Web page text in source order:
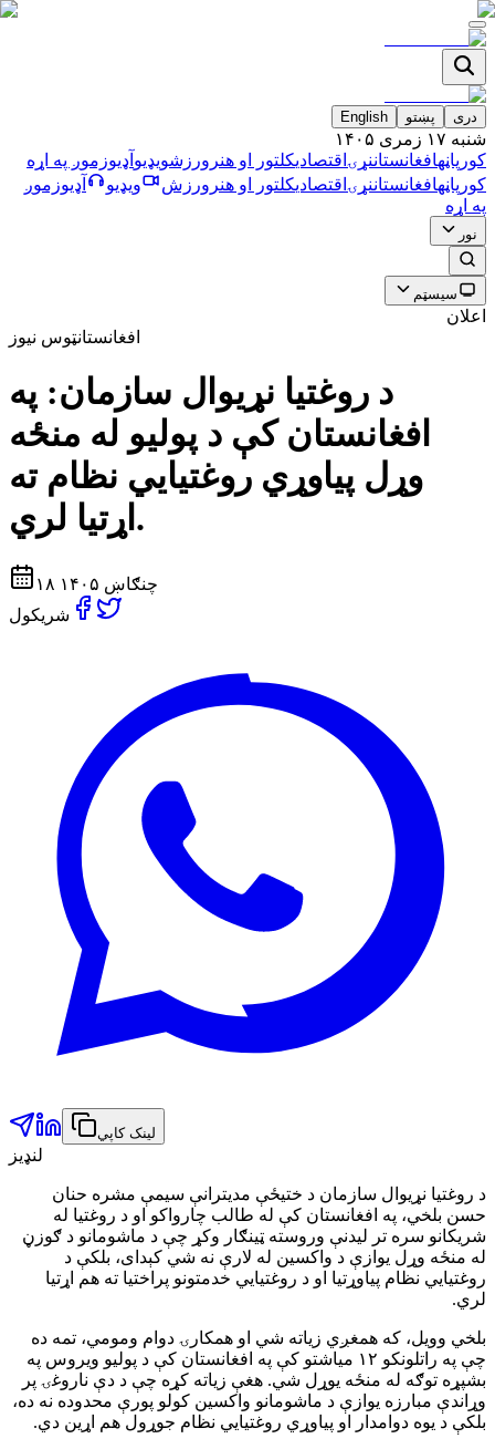
دری پښتو English
شنبه ۱۷ زمری ۱۴۰۵
کورپاڼهافغانستاننړۍ اقتصاديکلتور او هنر ورزشویډیو آډیوزموږ په اړه
کورپاڼهافغانستاننړۍ اقتصاديکلتور او هنر ورزش ویډیو آډیوزموږ
په اړه
نور
سیسټم
اعلان
افغانستانټوس نیوز
د روغتیا نړیوال سازمان: په
افغانستان کې د پولیو له منځه
وړل پیاوړي روغتیايي نظام ته
اړتیا لري.
۱۸ چنګاښ ۱۴۰۵
شریکول
لینک کاپي
لنډیز
د روغتیا نړیوال سازمان د ختیځې مدیترانې سیمې مشره حنان
حسن بلخي، په افغانستان کې له طالب چارواکو او د روغتیا له
شریکانو سره تر لیدنې وروسته ټینګار وکړ چې د ماشومانو د ګوزڼ
له منځه وړل یوازې د واکسین له لارې نه شي کېدای، بلکې د
روغتیايي نظام پیاوړتیا او د روغتیايي خدمتونو پراختیا ته هم اړتیا
لري.
بلخي وویل، که همغږي زیاته شي او همکارۍ دوام ومومي، تمه ده
چې په راتلونکو ۱۲ میاشتو کې په افغانستان کې د پولیو ویروس په
بشپړه توګه له منځه یوړل شي. هغې زیاته کړه چې د دې ناروغۍ پر
وړاندې مبارزه یوازې د ماشومانو واکسین کولو پورې محدوده نه ده،
بلکې د یوه دوامدار او پیاوړي روغتیايي نظام جوړول هم اړین دي.